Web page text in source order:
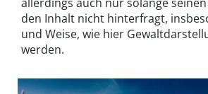
den Inhalt nicht hinterfragt,
und Weise, wie hier
werden.